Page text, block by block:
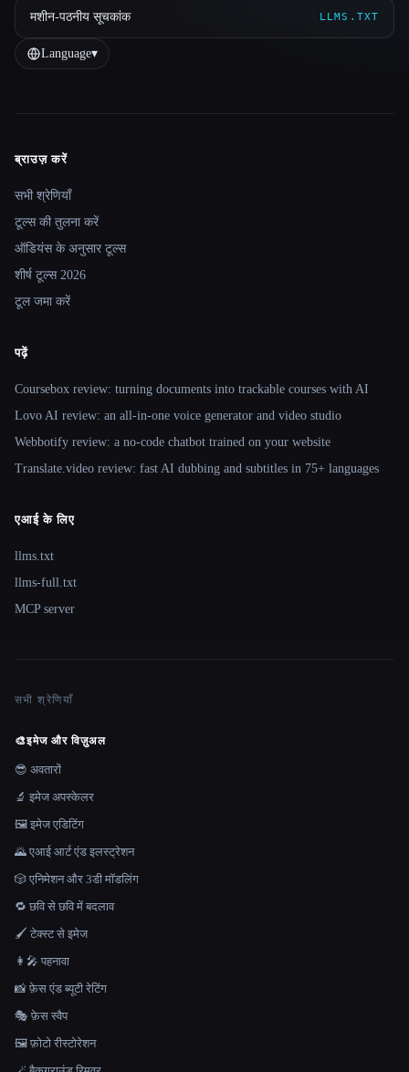
मशीन-पठनीय सूचकांक LLMS.TXT
Language▾
Site navigation
ब्राउज़ करें
सभी श्रेणियाँ
टूल्स की तुलना करें
ऑडियंस के अनुसार टूल्स
शीर्ष टूल्स 2026
टूल जमा करें
पढ़ें
Coursebox review: turning documents into trackable courses with AI
Lovo AI review: an all-in-one voice generator and video studio
Webbotify review: a no-code chatbot trained on your website
Translate.video review: fast AI dubbing and subtitles in 75+ languages
एआई के लिए
llms.txt
llms-full.txt
MCP server
सभी श्रेणियाँ
🎨इमेज और विज़ुअल
😎 अवतारों
🔬 इमेज अपस्केलर
🖼️ इमेज एडिटिंग
🌄 एआई आर्ट एंड इलस्ट्रेशन
🎲 एनिमेशन और 3डी मॉडलिंग
🔁 छवि से छवि में बदलाव
🖌️ टेक्स्ट से इमेज
👩‍🎤 पहनावा
📸 फ़ेस एंड ब्यूटी रेटिंग
🎭 फ़ेस स्वैप
🖼️ फ़ोटो रीस्टोरेशन